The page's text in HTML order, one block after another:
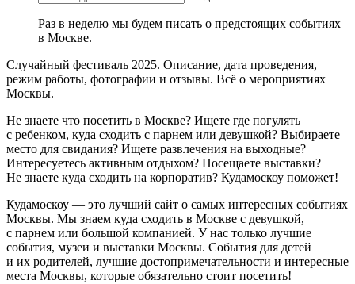
Раз в неделю мы будем писать о предстоящих событиях
в Москве.
Случайный фестиваль 2025. Описание, дата проведения,
режим работы, фотографии и отзывы. Всё о мероприятиях
Москвы.
Не знаете что посетить в Москве? Ищете где погулять
с ребенком, куда сходить с парнем или девушкой? Выбираете
место для свидания? Ищете развлечения на выходные?
Интересуетесь активным отдыхом? Посещаете выставки?
Не знаете куда сходить на корпоратив? Кудамоскоу поможет!
Кудамоскоу — это лучший сайт о самых интересных событиях
Москвы. Мы знаем куда сходить в Москве с девушкой,
с парнем или большой компанией. У нас только лучшие
события, музеи и выставки Москвы. События для детей
и их родителей, лучшие достопримечательности и интересные
места Москвы, которые обязательно стоит посетить!